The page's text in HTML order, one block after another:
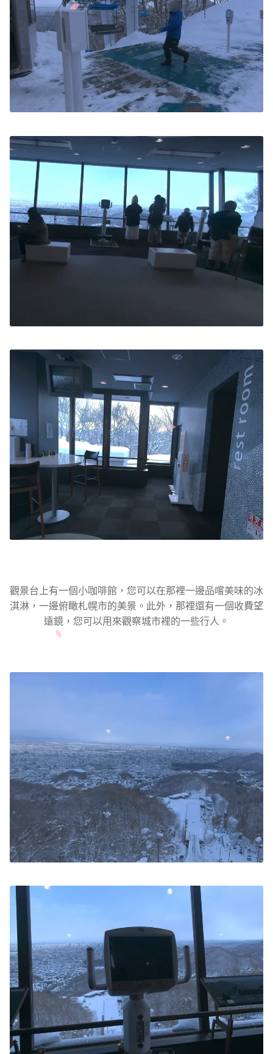
觀景台上有一個小咖啡館，您可以在那裡一邊品嚐美味的冰
淇淋，一邊俯瞰札幌市的美景。此外，那裡還有一個收費望
遠鏡，您可以用來觀察城市裡的一些行人。